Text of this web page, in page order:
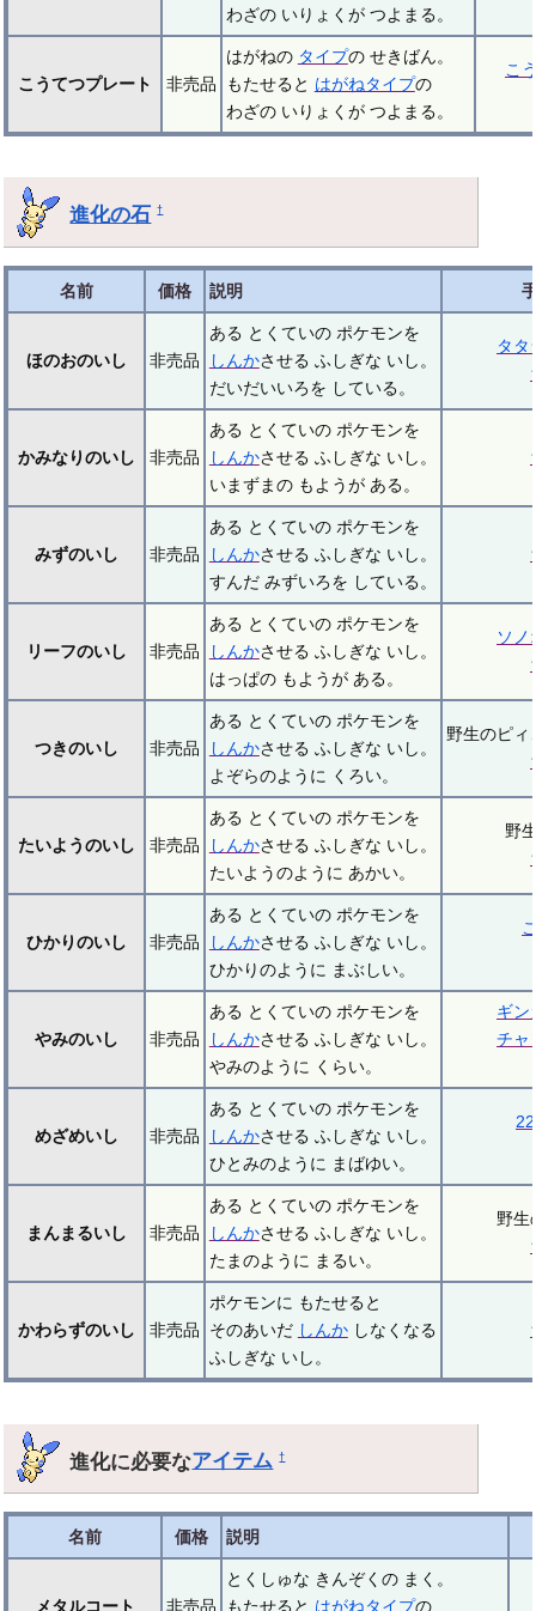
わざの いりょくが つよまる。
こうてつプレート 非売品
はがねの タイプの せきばん。
もたせると はがねタイプの
わざの いりょくが つよまる。
こ
進化の石 †
名前 価格 説明
ほのおのいし 非売品
ある とくていの ポケモンを
しんかさせる ふしぎな いし。
だいだいいろを している。
タタ
かみなりのいし 非売品
ある とくていの ポケモンを
しんかさせる ふしぎな いし。
いまずまの もようが ある。
みずのいし 非売品
ある とくていの ポケモンを
しんかさせる ふしぎな いし。
すんだ みずいろを している。
リーフのいし 非売品
ある とくていの ポケモンを
しんかさせる ふしぎな いし。
はっぱの もようが ある。
ソノ
つきのいし 非売品
ある とくていの ポケモンを
しんかさせる ふしぎな いし。
よぞらのように くろい。
野生のピィ
たいようのいし 非売品
ある とくていの ポケモンを
しんかさせる ふしぎな いし。
たいようのように あかい。
野
ひかりのいし 非売品
ある とくていの ポケモンを
しんかさせる ふしぎな いし。
ひかりのように まぶしい。
やみのいし 非売品
ある とくていの ポケモンを
しんかさせる ふしぎな いし。
やみのように くらい。
ギン
チャ
めざめいし 非売品
ある とくていの ポケモンを
しんかさせる ふしぎな いし。
ひとみのように まばゆい。
まんまるいし 非売品
ある とくていの ポケモンを
しんかさせる ふしぎな いし。
たまのように まるい。
野生
かわらずのいし 非売品
ポケモンに もたせると
そのあいだ しんかしなくなる
ふしぎな いし。
進化に必要なアイテム †
名前 価格 説明
メタルコート 非売品
とくしゅな きんぞくの まく。
もたせると はがねタイプの